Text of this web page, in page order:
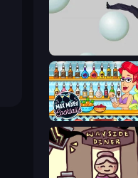
Bush Ragdoll
Max Mixed Cocktails